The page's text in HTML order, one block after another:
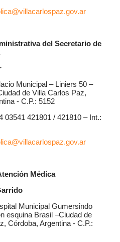
del Secretario de
Municipal – Liniers 50 –
de Villa Carlos Paz,
- C.P.: 5152
03541 421801 / 421810 – Int.:
Médica
Municipal Gumersindo
esquina Brasil –Ciudad de
Córdoba, Argentina - C.P.: